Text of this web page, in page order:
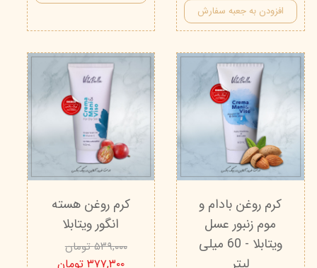
افزودن به جعبه سفارش
کرم روغن بادام و
موم زنبور عسل
ویتابلا - 60 میلی
لیتر
کرم روغن هسته
انگور ویتابلا
۵۳۹,۰۰۰ تومان
۳۷۷,۳۰۰ تومان